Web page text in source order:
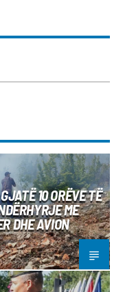
10 ORËVE TË
ME
DHE AVION